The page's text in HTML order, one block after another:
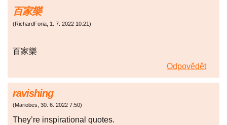
百家樂
(RichardForia, 1. 7. 2022 10:21)
百家樂
Odpovědět
ravishing
(Mariobes, 30. 6. 2022 7:50)
They’re inspirational quotes.